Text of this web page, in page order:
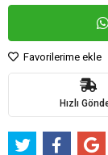
Favorilerime ekle
Hızlı